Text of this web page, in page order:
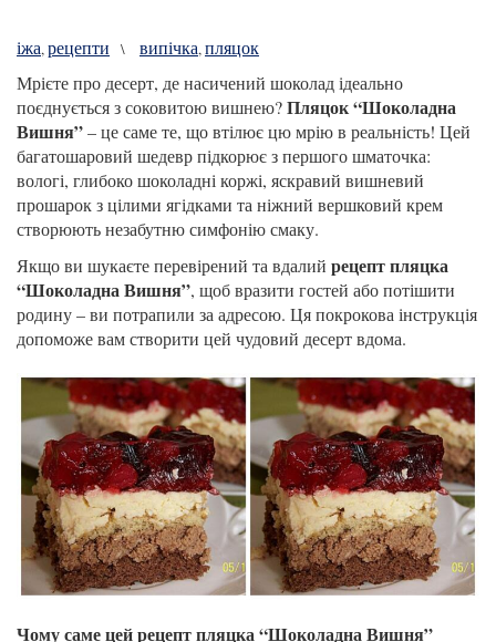
іжа,рецепти \ випічка,пляцок
Мрієте про десерт, де насичений шоколад ідеально
поєднується з соковитою вишнею?Пляцок “Шоколадна
Вишня”– це саме те, що втілює цю мрію в реальність! Цей
багатошаровий шедевр підкорює з першого шматочка:
вологі, глибоко шоколадні коржі, яскравий вишневий
прошарок з цілими ягідками та ніжний вершковий крем
створюють незабутню симфонію смаку.
Якщо ви шукаєте перевірений та вдалий рецепт пляцка
“Шоколадна Вишня”, щоб вразити гостей або потішити
родину – ви потрапили за адресою. Ця покрокова інструкція
допоможе вам створити цей чудовий десерт вдома.
Чому саме цей рецепт пляцка “Шоколадна Вишня”